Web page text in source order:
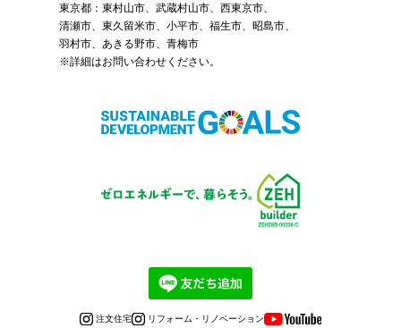
東京都：東村山市、武蔵村山市、西東京市、
清瀬市、東久留米市、小平市、福生市、昭島市、
羽村市、あきる野市、青梅市
※詳細はお問い合わせください。
注文住宅 リフォーム・リノベーション